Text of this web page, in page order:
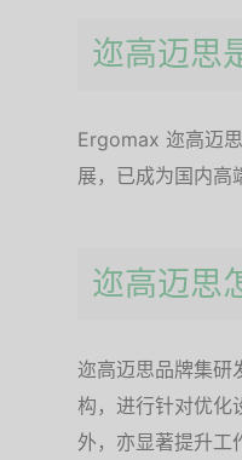
迩高迈思
Ergomax 迩高迈
展，已成为国内高
迩高迈思
迩高迈思品牌集研
构，进行针对优化
外，亦显著提升工